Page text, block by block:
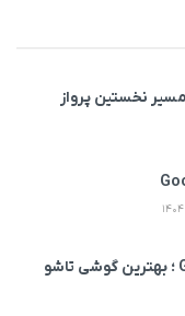
بررسی Galaxy Z Fold8 Ultra ؛ بهترین گوشی تاشو